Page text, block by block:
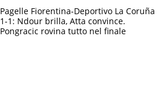
Pagelle Fiorentina-Deportivo La Coruña
1-1: Ndour brilla, Atta convince.
Pongracic rovina tutto nel finale